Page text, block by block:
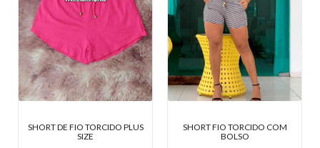
SHORT DE FIO TORCIDO PLUS
SIZE
SHORT FIO TORCIDO COM
BOLSO